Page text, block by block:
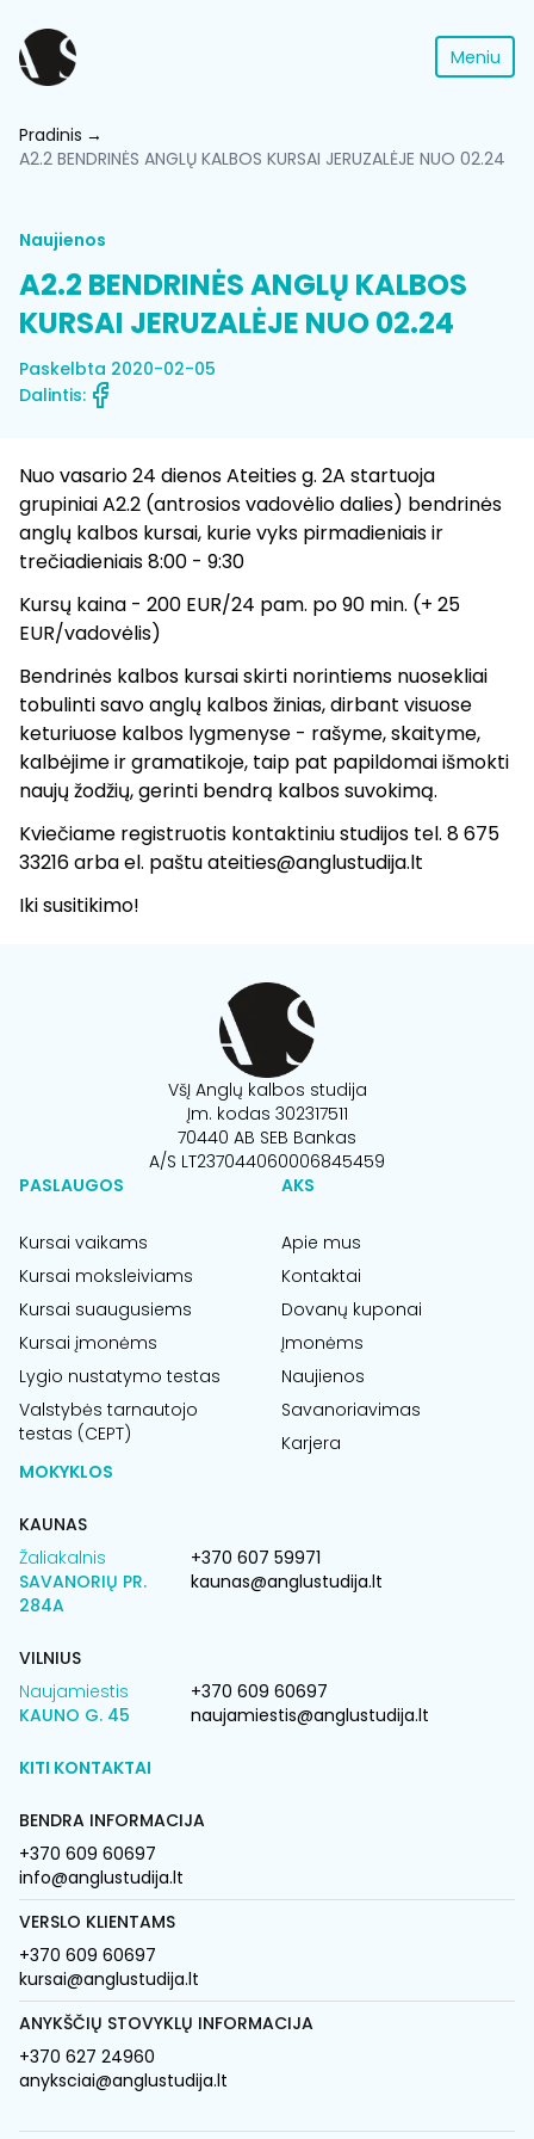
Meniu
Pradinis
A2.2 BENDRINĖS ANGLŲ KALBOS KURSAI JERUZALĖJE NUO 02.24
Naujienos
A2.2 BENDRINĖS ANGLŲ KALBOS
KURSAI JERUZALĖJE NUO 02.24
Paskelbta 2020-02-05
Dalintis:
Nuo vasario 24 dienos Ateities g. 2A startuoja
grupiniai A2.2 (antrosios vadovėlio dalies) bendrinės
anglų kalbos kursai, kurie vyks pirmadieniais ir
trečiadieniais 8:00 - 9:30
Kursų kaina - 200 EUR/24 pam. po 90 min. (+ 25
EUR/vadovėlis)
Bendrinės kalbos kursai skirti norintiems nuosekliai
tobulinti savo anglų kalbos žinias, dirbant visuose
keturiuose kalbos lygmenyse - rašyme, skaityme,
kalbėjime ir gramatikoje, taip pat papildomai išmokti
naujų žodžių, gerinti bendrą kalbos suvokimą.
Kviečiame registruotis kontaktiniu studijos tel. 8 675
33216 arba el. paštu ateities@anglustudija.lt
Iki susitikimo!
VšĮ Anglų kalbos studija
Įm. kodas 302317511
70440 AB SEB Bankas
A/S LT237044060006845459
PASLAUGOS
Kursai vaikams
Kursai moksleiviams
Kursai suaugusiems
Kursai įmonėms
Lygio nustatymo testas
Valstybės tarnautojo
testas (CEPT)
AKS
Apie mus
Kontaktai
Dovanų kuponai
Įmonėms
Naujienos
Savanoriavimas
Karjera
MOKYKLOS
KAUNAS
Žaliakalnis
SAVANORIŲ PR.
284A
+370 607 59971
kaunas@anglustudija.lt
VILNIUS
Naujamiestis
KAUNO G. 45
+370 609 60697
naujamiestis@anglustudija.lt
KITI KONTAKTAI
BENDRA INFORMACIJA
+370 609 60697
info@anglustudija.lt
VERSLO KLIENTAMS
+370 609 60697
kursai@anglustudija.lt
ANYKŠČIŲ STOVYKLŲ INFORMACIJA
+370 627 24960
anyksciai@anglustudija.lt